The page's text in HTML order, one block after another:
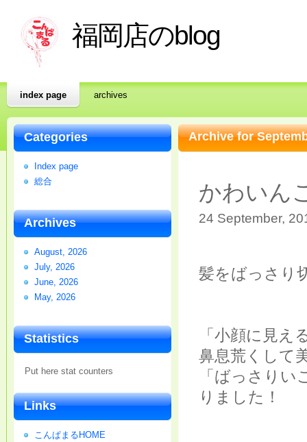
福岡店のblog
index page archives
Archive for
かわいん
24 September,
髪をばっさり
「小顔に見
鼻息荒くして
「ばっさり
りました！
Categories
Index page
総合
Archives
August, 2026
July, 2026
June, 2026
May, 2026
Statistics
Put here stat counters
Links
こんぱまるHOME